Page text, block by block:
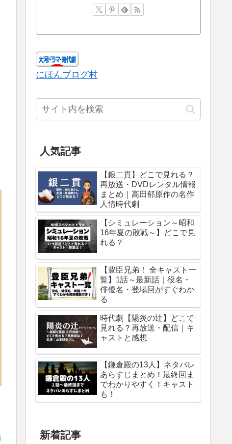
にほんブログ村
人気記事
【銀二貫】どこで見れる？
再放送・DVDレンタル情報
まとめ｜高田郁原作の名作
人情時代劇
【シミュレーション～昭和
16年夏の敗戦～】どこで見
れる？
【豊臣兄弟！ 全キャスト一
覧】1話～最新話｜役名・
俳優名・登場回がすぐわか
る
時代劇【陽炎の辻】どこで
見れる？再放送・配信｜キ
ャストと感想
【鎌倉殿の13人】ネタバレ
あらすじまとめ！最終回ま
でわかりやすく！キャスト
も！
新着記事